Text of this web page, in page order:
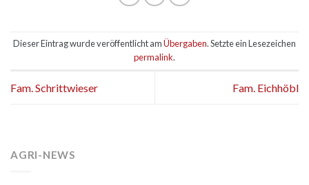
Dieser Eintrag wurde veröffentlicht amÜbergaben. Setzte ein Lesezeichen
permalink.
Fam. Schrittwieser Fam. Eichhöbl
AGRI-NEWS